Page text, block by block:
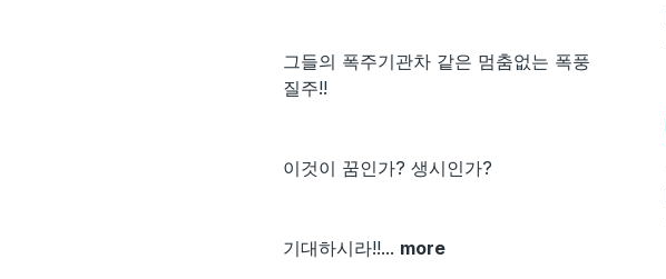
그들의 폭주기관차 같은 멈춤없는 폭풍
질주!!
이것이 꿈인가? 생시인가?
기대하시라!!... more